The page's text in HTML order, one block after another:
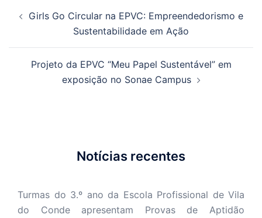
de Girls Go Circular na EPVC: Empreendedorismo e
Sustentabilidade em Ação
Projeto da EPVC “Meu Papel Sustentável” em
exposição no Sonae Campus
Notícias recentes
Turmas do 3.º ano da Escola Profissional de Vila
do Conde apresentam Provas de Aptidão